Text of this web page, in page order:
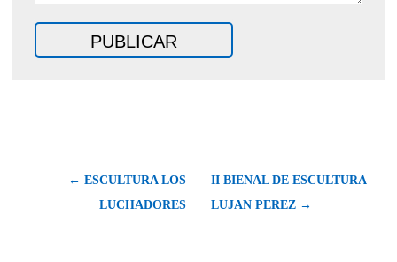
← ESCULTURA LOS
LUCHADORES
II BIENAL DE ESCULTURA
LUJAN PEREZ →